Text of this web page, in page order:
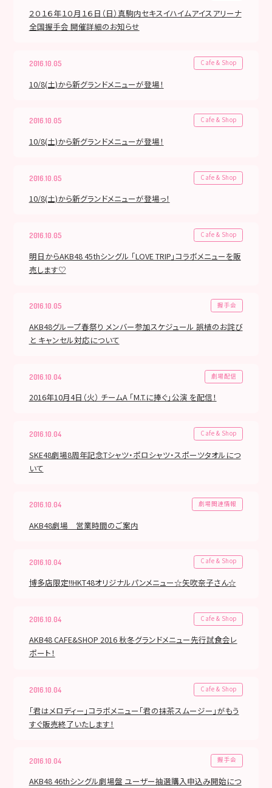
２０１６年１０月１６日（日）真駒内セキスイハイムアイスアリーナ
全国握手会 開催詳細のお知らせ
2016.10.05 Cafe & Shop
10/8(土)から新グランドメニューが登場！
2016.10.05 Cafe & Shop
10/8(土)から新グランドメニューが登場！
2016.10.05 Cafe & Shop
10/8(土)から新グランドメニューが登場っ！
2016.10.05 Cafe & Shop
明日からAKB48 45thシングル 「LOVE TRIP」コラボメニューを販
売します♡
2016.10.05 握手会
AKB48グループ春祭り メンバー参加スケジュール 誤植のお詫び
と キャンセル対応について
2016.10.04 劇場配信
2016年10月4日（火） チームA 「M.T.に捧ぐ」公演 を配信！
2016.10.04 Cafe & Shop
SKE48劇場8周年記念Tシャツ・ポロシャツ・スポーツタオルにつ
いて
2016.10.04 劇場関連情報
AKB48劇場 営業時間のご案内
2016.10.04 Cafe & Shop
博多店限定!!HKT48オリジナルパンメニュー☆矢吹奈子さん☆
2016.10.04 Cafe & Shop
AKB48 CAFE&SHOP 2016 秋冬グランドメニュー先行試食会レ
ポート！
2016.10.04 Cafe & Shop
「君はメロディー」コラボメニュー「君の抹茶スムージー」がもう
すぐ販売終了いたします！
2016.10.04 握手会
AKB48 46thシングル劇場盤 ユーザー抽選購入申込み開始につ